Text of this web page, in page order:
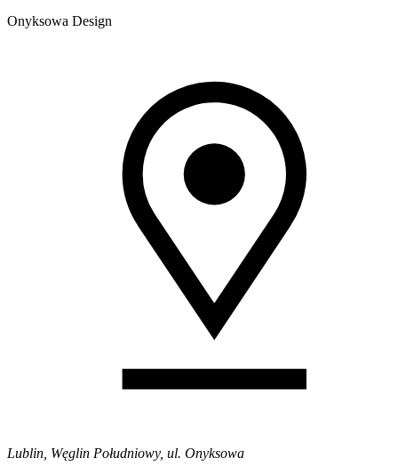
Onyksowa Design
Lublin, Węglin Południowy, ul. Onyksowa